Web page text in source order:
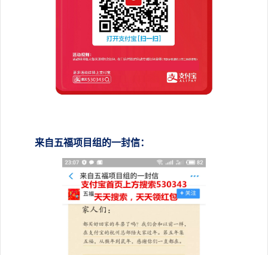
来自五福项目组的一封信：